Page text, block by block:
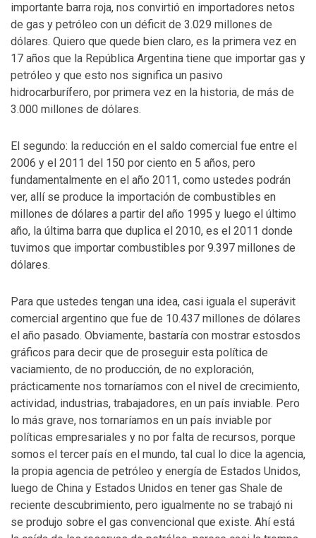
importante barra roja, nos convirtió en importadores netos
de gas y petróleo con un déficit de 3.029 millones de
dólares. Quiero que quede bien claro, es la primera vez en
17 años que la República Argentina tiene que importar gas y
petróleo y que esto nos significa un pasivo
hidrocarburífero, por primera vez en la historia, de más de
3.000 millones de dólares.
El segundo: la reducción en el saldo comercial fue entre el
2006 y el 2011 del 150 por ciento en 5 años, pero
fundamentalmente en el año 2011, como ustedes podrán
ver, allí se produce la importación de combustibles en
millones de dólares a partir del año 1995 y luego el último
año, la última barra que duplica el 2010, es el 2011 donde
tuvimos que importar combustibles por 9.397 millones de
dólares.
Para que ustedes tengan una idea, casi iguala el superávit
comercial argentino que fue de 10.437 millones de dólares
el año pasado. Obviamente, bastaría con mostrar estosdos
gráficos para decir que de proseguir esta política de
vaciamiento, de no producción, de no exploración,
prácticamente nos tornaríamos con el nivel de crecimiento,
actividad, industrias, trabajadores, en un país inviable. Pero
lo más grave, nos tornaríamos en un país inviable por
políticas empresariales y no por falta de recursos, porque
somos el tercer país en el mundo, tal cual lo dice la agencia,
la propia agencia de petróleo y energía de Estados Unidos,
luego de China y Estados Unidos en tener gas Shale de
reciente descubrimiento, pero igualmente no se trabajó ni
se produjo sobre el gas convencional que existe. Ahí está